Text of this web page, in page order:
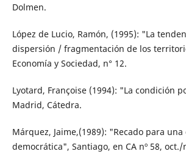
Dolmen.
López de Lucio, Ramón, (1995): "La
dispersión / fragmentación de los
Economía y Sociedad, n° 12.
Lyotard, Françoise (1994): "La condición
Madrid, Cátedra.
Márquez, Jaime,(1989): "Recado para
democrática", Santiago, en CA nº 58,